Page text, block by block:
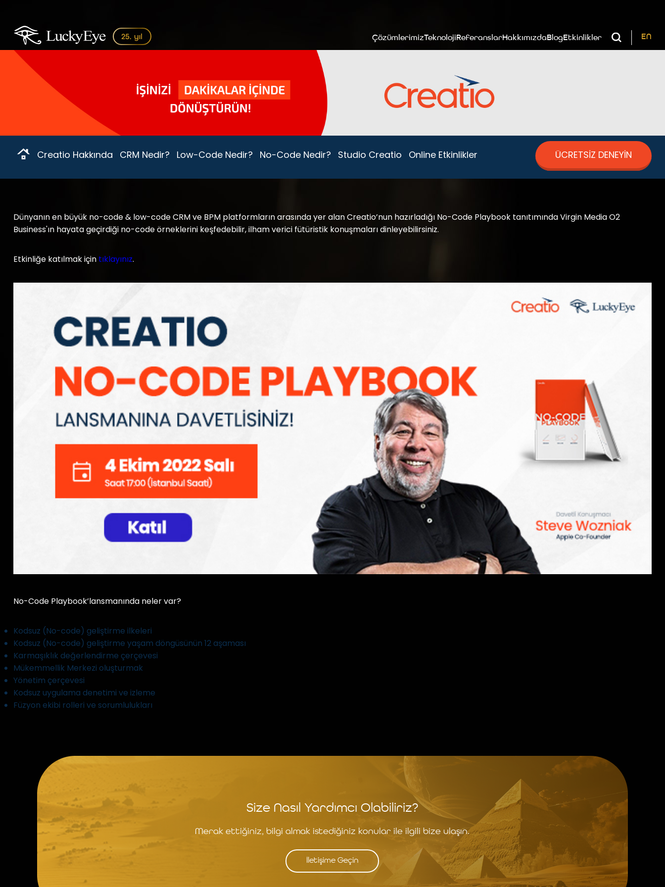
ÇözümlerimizTeknolojiReferanslarHakkımızdaBlogEtkinlikler EN
Creatio Hakkında CRM Nedir? Low-Code Nedir? No-Code Nedir? Studio Creatio Online Etkinlikler ÜCRETSİZ DENEYİN
Dünyanın en büyük no-code & low-code CRM ve BPM platformların arasında yer alan Creatio’nun hazırladığı No-Code Playbook tanıtımında Virgin Media O2
Business'ın hayata geçirdiği no-code örneklerini keşfedebilir, ilham verici fütüristik konuşmaları dinleyebilirsiniz.
Etkinliğe katılmak için tıklayınız.
No-Code Playbook’lansmanında neler var?
Kodsuz (No-code) geliştirme ilkeleri
Kodsuz (No-code) geliştirme yaşam döngüsünün 12 aşaması
Karmaşıklık değerlendirme çerçevesi
Mükemmellik Merkezi oluşturmak
Yönetim çerçevesi
Kodsuz uygulama denetimi ve izleme
Füzyon ekibi rolleri ve sorumlulukları
Size Nasıl Yardımcı Olabiliriz?
Merak ettiğiniz, bilgi almak istediğiniz konular ile ilgili bize ulaşın.
İletişime Geçin